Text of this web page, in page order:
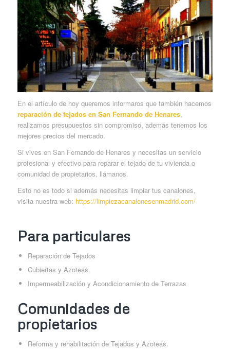
En el artículo de hoy queremos informaros que también hacemos
reparación de tejados en San Fernando de Henares,
realizamos presupuestos sin compromiso, además tenemos los
mejores precios del mercado.
Si vives en San Fernando de Henares y necesitas un servicio
profesional y efectivo para reparar el tejado de tu vivienda o
comunidad de propietarios, llámanos.
Esto no es todo si además necesitas limpiar tus canalones,
visita nuestra web: https://limpiezacanalonesenmadrid.com/
Para particulares
Reparación de Tejados
Cubiertas y Azoteas
Impermeabilización y Acondicionamiento de Terrazas
Comunidades de
propietarios
Reforma y rehabilitación de Tejados y Azoteas.